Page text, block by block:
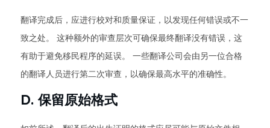
翻译完成后，应进行校对和质量保证，以发现任何错误或不一
致之处。 这种额外的审查层次可确保最终翻译没有错误，这
有助于避免移民程序的延误。 一些翻译公司会由另一位合格
的翻译人员进行第二次审查，以确保最高水平的准确性。
D. 保留原始格式